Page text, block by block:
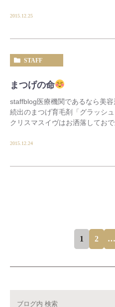
2015.12.25
STAFF
まつげの命
staffblog医療機関であるなら美
続出のまつげ育毛剤「グラッシ
クリスマスイヴはお洒落してお
2015.12.24
1 2 …